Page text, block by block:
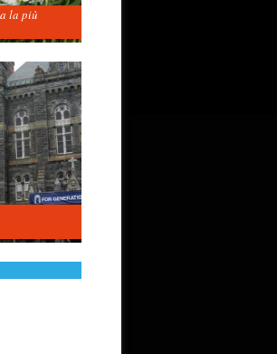
la più